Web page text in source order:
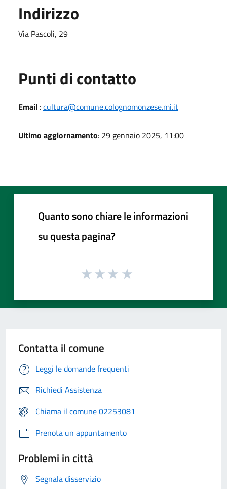
Indirizzo
Via Pascoli, 29
Punti di contatto
Email :cultura@comune.colognomonzese.mi.it
Ultimo aggiornamento: 29 gennaio 2025, 11:00
Quanto sono chiare le informazioni
su questa pagina?
Contatta il comune
Leggi le domande frequenti
Richiedi Assistenza
Chiama il comune 02253081
Prenota un appuntamento
Problemi in città
Segnala disservizio